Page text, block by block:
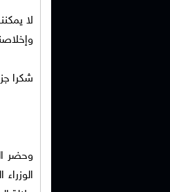
لا
شكرا
وحضر